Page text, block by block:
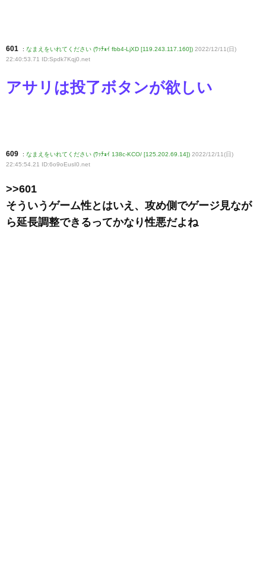
601 : なまえをいれてください (ﾜｯﾁｮｲ fbb4-LjXD [119.243.117.160]) 2022/12/11(日)
22:40:53.71 ID:Spdk7Kqj0 .net
アサリは投了ボタンが欲しい
609 : なまえをいれてください (ﾜｯﾁｮｲ 138c-KCO/ [125.202.69.14]) 2022/12/11(日)
22:45:54.21 ID:6o9oEusI0 .net
>>601
そういうゲーム性とはいえ、攻め側でゲージ見なが
ら延長調整できるってかなり性悪だよね